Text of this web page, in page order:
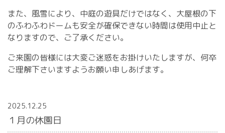
また、風雪により、中庭の遊具だけではなく、大屋根の下
のふわふわドームも安全が確保できない時間は使用中止と
なりますので、ご了承ください。
ご来園の皆様には大変ご迷惑をお掛けいたしますが、何卒
ご理解下さいますようお願い申しあげます。
2025.12.25
１月の休園日